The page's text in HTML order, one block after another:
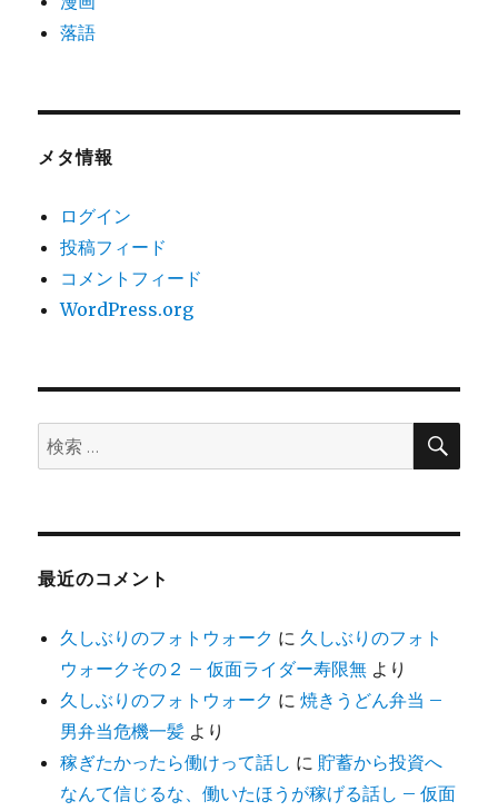
落語
メタ情報
ログイン
投稿フィード
コメントフィード
WordPress.org
検
索:
検
最近のコメント
久しぶりのフォトウォーク に 久しぶりのフォト
ウォークその２ – 仮面ライダー寿限無 より
久しぶりのフォトウォーク に焼きうどん弁当 –
男弁当危機一髪 より
稼ぎたかったら働けって話し に 貯蓄から投資へ
なんて信じるな、働いたほうが稼げる話し – 仮面